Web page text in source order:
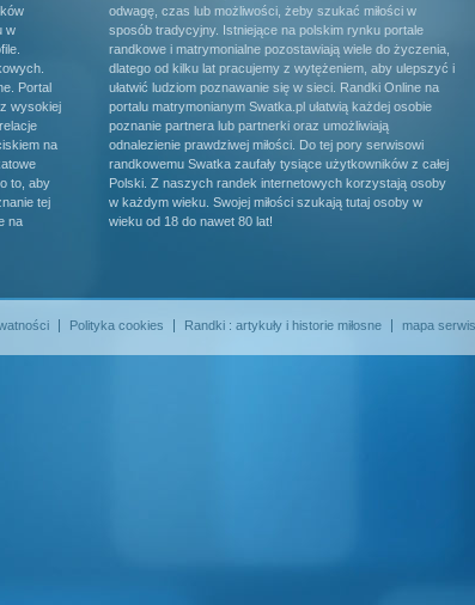
w
Portal
wysokiej
na
to, aby
tej
na
odwagę, czas lub możliwości, żeby szukać miłości w
sposób tradycyjny. Istniejące na polskim rynku portale
randkowe i matrymonialne pozostawiają wiele do życzenia,
dlatego od kilku lat pracujemy z wytężeniem, aby ulepszyć i
ułatwić ludziom poznawanie się w sieci. Randki Online na
portalu matrymonianym Swatka.pl ułatwią każdej osobie
poznanie partnera lub partnerki oraz umożliwiają
odnalezienie prawdziwej miłości. Do tej pory serwisowi
randkowemu Swatka zaufały tysiące użytkowników z całej
Polski. Z naszych randek internetowych korzystają osoby
w każdym wieku. Swojej miłości szukają tutaj osoby w
wieku od 18 do nawet 80 lat!
Polityka cookies Randki : artykuły i historie miłosne mapa